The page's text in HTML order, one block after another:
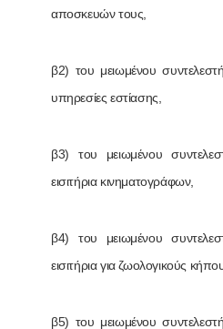
αποσκευών τους,
β2) του μειωμένου
υπηρεσίες εστίασης,
β3) του μειωμένου
εισιτήρια κινηματογράφων,
β4) του μειωμένου
εισιτήρια για ζωολογικούς
β5) του μειωμένου